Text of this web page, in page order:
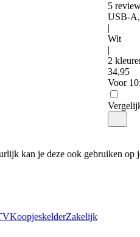
5
USB-
|
Wit
|
2
34,95
Voor
kan je deze ook gebruiken op
KoopjeskelderZakelijk